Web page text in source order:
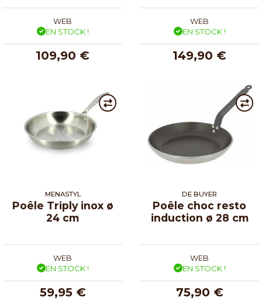
WEB
EN STOCK !
109,90 €
WEB
EN STOCK !
149,90 €
MENASTYL
Poêle Triply inox ø
24 cm
WEB
EN STOCK !
59,95 €
DE BUYER
Poêle choc resto
induction ø 28 cm
WEB
EN STOCK !
75,90 €